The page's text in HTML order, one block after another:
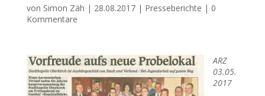
von Simon Zäh | 28.08.2017| Presseberichte | 0
Kommentare
ARZ
03.05.
2017